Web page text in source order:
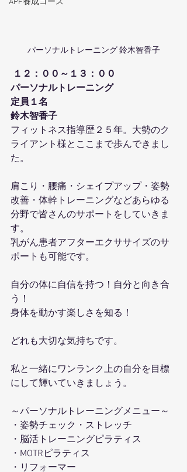
APF養成コース
パーソナルトレーニング 鈴木智香子
１２：００～１３：００
パーソナルトレーニング
定員１名
鈴木智香子
フィットネス指導歴２５年。大勢のク
ライアント様とここまで歩んできまし
た。
肩こり・腰痛・シェイプアップ・姿勢
改善・体幹トレーニングなどあらゆる
分野で皆さんのサポートをしていきま
す。
乳がん患者アフターエクササイズのサ
ポートも可能です。
自分の体に自信を持つ！自分と向き合
う！
身体を動かす楽しさを知る！
どれも大切な気持ちです。
私と一緒にワンランク上の自分を目標
にして輝いていきましょう。
～パーソナルトレーニングメニュー～
・姿勢チェック・ストレッチ
・脳活トレーニングピラティス
・MOTRピラティス
・リフォーマー